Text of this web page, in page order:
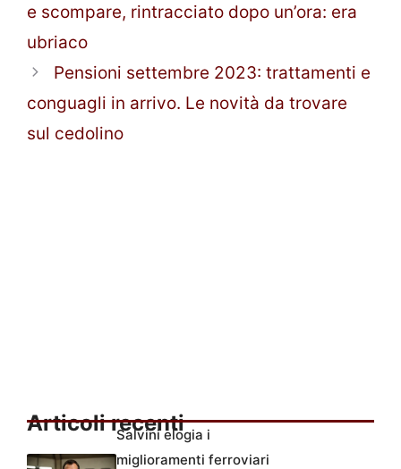
e scompare, rintracciato dopo un’ora: era
ubriaco
Pensioni settembre 2023: trattamenti e
conguagli in arrivo. Le novità da trovare
sul cedolino
Articoli recenti
Salvini elogia i
miglioramenti ferroviari